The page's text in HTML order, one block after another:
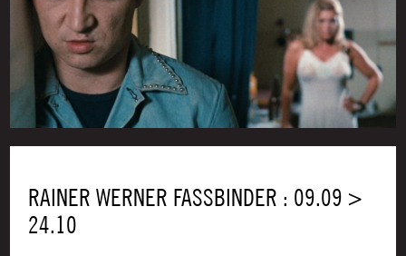
RAINER WERNER FASSBINDER : 09.09 >
24.10